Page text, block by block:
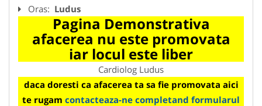
Oras: Ludus
Pagina Demonstrativa
afacerea nu este promovata
iar locul este liber
Cardiolog Ludus
daca doresti ca afacerea ta sa fie promovata aici
te rugam contacteaza-ne completand formularul